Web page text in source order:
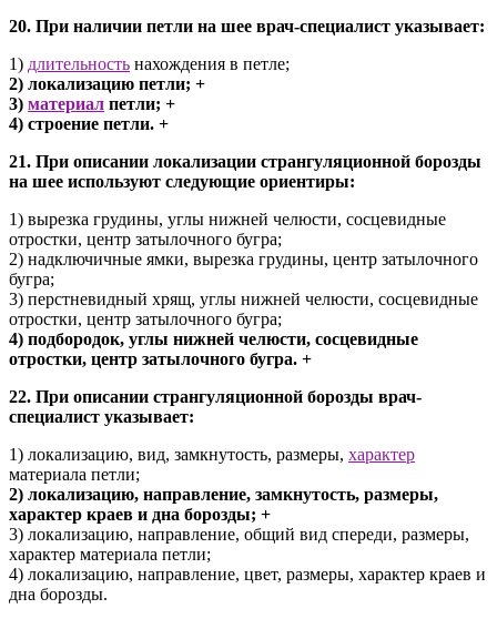
20. При наличии петли на шее врач-специалист указывает:
1) длительность нахождения в петле;
2) локализацию петли; +
3) материал петли; +
4) строение петли. +
21. При описании локализации странгуляционной борозды
на шее используют следующие ориентиры:
1) вырезка грудины, углы нижней челюсти, сосцевидные
отростки, центр затылочного бугра;
2) надключичные ямки, вырезка грудины, центр затылочного
бугра;
3) перстневидный хрящ, углы нижней челюсти, сосцевидные
отростки, центр затылочного бугра;
4) подбородок, углы нижней челюсти, сосцевидные
отростки, центр затылочного бугра. +
22. При описании странгуляционной борозды врач-
специалист указывает:
1) локализацию, вид, замкнутость, размеры, характер
материала петли;
2) локализацию, направление, замкнутость, размеры,
характер краев и дна борозды; +
3) локализацию, направление, общий вид спереди, размеры,
характер материала петли;
4) локализацию, направление, цвет, размеры, характер краев и
дна борозды.